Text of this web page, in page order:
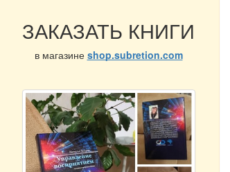
ЗАКАЗАТЬ КНИГИ
в магазине shop.subretion.com